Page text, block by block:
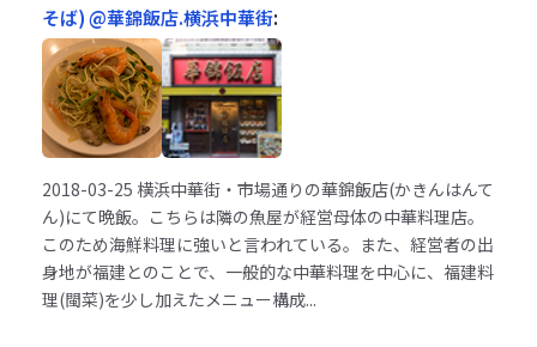
そば) @華錦飯店.横浜中華街:
2018-03-25 横浜中華街・市場通りの華錦飯店(かきんはんて
ん)にて晩飯。こちらは隣の魚屋が経営母体の中華料理店。
このため海鮮料理に強いと言われている。また、経営者の出
身地が福建とのことで、一般的な中華料理を中心に、福建料
理(閩菜)を少し加えたメニュー構成...